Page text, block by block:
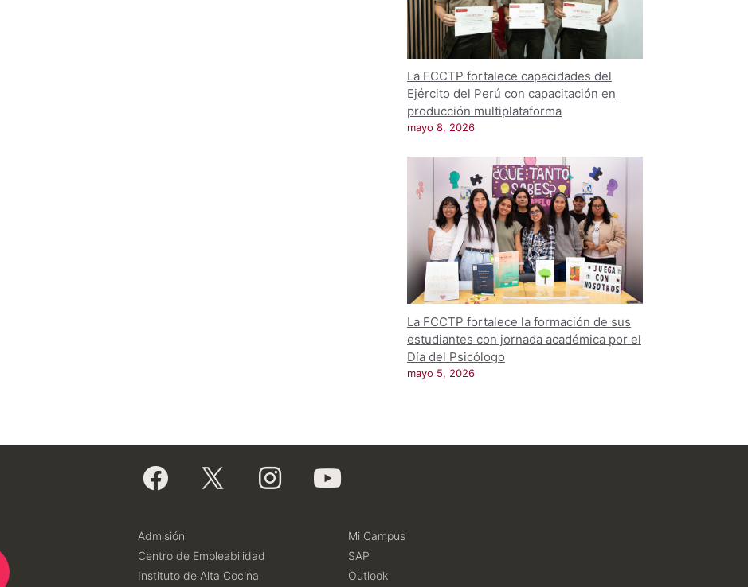
La FCCTP fortalece capacidades del
Ejército del Perú con capacitación en
producción multiplataforma
mayo 8, 2026
La FCCTP fortalece la formación de sus
estudiantes con jornada académica por el
Día del Psicólogo
mayo 5, 2026
Admisión
Centro de Empleabilidad
Instituto de Alta Cocina
Mi Campus
SAP
Outlook